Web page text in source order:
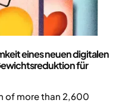
eines neuen digitalen
für
of more than 2,600